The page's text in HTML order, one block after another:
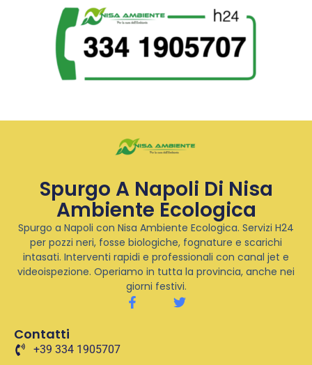
Spurgo A Napoli Di Nisa
Ambiente Ecologica
Spurgo a Napoli con Nisa Ambiente Ecologica. Servizi H24
per pozzi neri, fosse biologiche, fognature e scarichi
intasati. Interventi rapidi e professionali con canal jet e
videoispezione. Operiamo in tutta la provincia, anche nei
giorni festivi.
Contatti
+39 334 1905707